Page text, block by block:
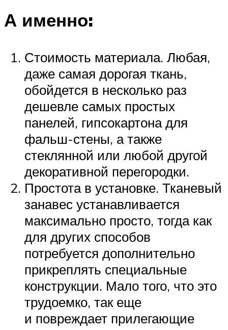
А именно:
Стоимость материала. Любая,
даже самая дорогая ткань,
обойдется в несколько раз
дешевле самых простых
панелей, гипсокартона для
фальш-стены, а также
стеклянной или любой другой
декоративной перегородки.
Простота в установке. Тканевый
занавес устанавливается
максимально просто, тогда как
для других способов
потребуется дополнительно
прикреплять специальные
конструкции. Мало того, что это
трудоемко, так еще
и повреждает прилегающие